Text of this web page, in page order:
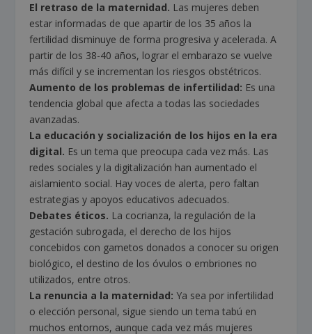
El retraso de la maternidad. Las mujeres deben
estar informadas de que apartir de los 35 años la
fertilidad disminuye de forma progresiva y acelerada. A
partir de los 38-40 años, lograr el embarazo se vuelve
más difícil y se incrementan los riesgos obstétricos.
Aumento de los problemas de infertilidad: Es una
tendencia global que afecta a todas las sociedades
avanzadas.
La educación y socialización de los hijos en la era
digital. Es un tema que preocupa cada vez más. Las
redes sociales y la digitalización han aumentado el
aislamiento social. Hay voces de alerta, pero faltan
estrategias y apoyos educativos adecuados.
Debates éticos. La cocrianza, la regulación de la
gestación subrogada, el derecho de los hijos
concebidos con gametos donados a conocer su origen
biológico, el destino de los óvulos o embriones no
utilizados, entre otros.
La renuncia a la maternidad:Ya sea por infertilidad
o elección personal, sigue siendo un tema tabú en
muchos entornos, aunque cada vez más mujeres